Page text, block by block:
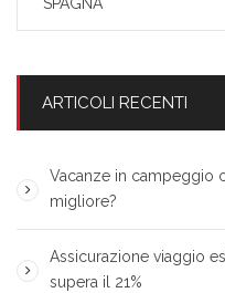
SPAGNA
ARTICOLI RECENTI
Vacanze in campeggio
migliore?
Assicurazione viaggio
supera il 21%